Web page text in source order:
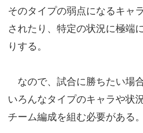
そのタイプの弱点になるキャ
されたり、特定の状況に極端
りする。
なので、試合に勝ちたい場
いろんなタイプのキャラや状
チーム編成を組む必要がある。